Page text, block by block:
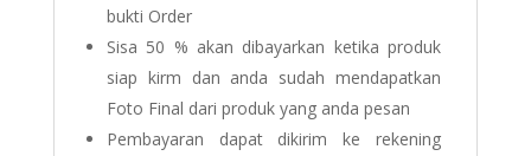
bukti Order
Sisa 50 % akan dibayarkan ketika produk
siap kirm dan anda sudah mendapatkan
Foto Final dari produk yang anda pesan
Pembayaran dapat dikirim ke rekening